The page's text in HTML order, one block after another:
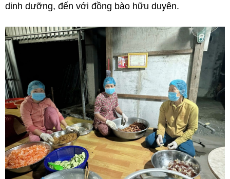
dinh dưỡng, đến với đồng bào hữu duyên.